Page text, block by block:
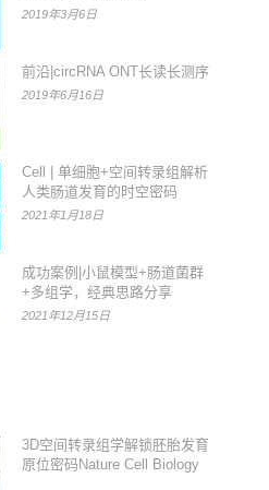
2019年3月6日
前沿|circRNA ONT长读长测序
2019年6月16日
Cell | 单细胞+空间转录组解析
人类肠道发育的时空密码
2021年1月18日
成功案例|小鼠模型+肠道菌群
+多组学，经典思路分享
2021年12月15日
3D空间转录组学解锁胚胎发育
原位密码Nature Cell Biology